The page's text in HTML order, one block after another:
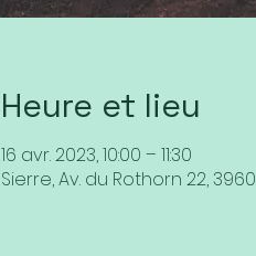
Heure et lieu
16 avr. 2023, 10:00 – 11:30
Sierre, Av. du Rothorn 22,